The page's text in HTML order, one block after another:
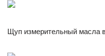
Щуп измерительный масла в